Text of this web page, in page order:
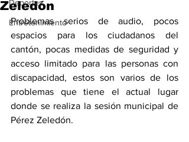
Deportes
Entretenimiento
Zeledón
Problemas serios de audio, pocos
espacios para los ciudadanos del
cantón, pocas medidas de seguridad y
acceso limitado para las personas con
discapacidad, estos son varios de los
problemas que tiene el actual lugar
donde se realiza la sesión municipal de
Pérez Zeledón.